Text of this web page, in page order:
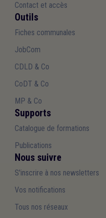
Contact et accès
Outils
Fiches communales
JobCom
CDLD & Co
CoDT & Co
MP & Co
Supports
Catalogue de formations
Publications
Nous suivre
S'inscrire à nos newsletters
Vos notifications
Tous nos réseaux